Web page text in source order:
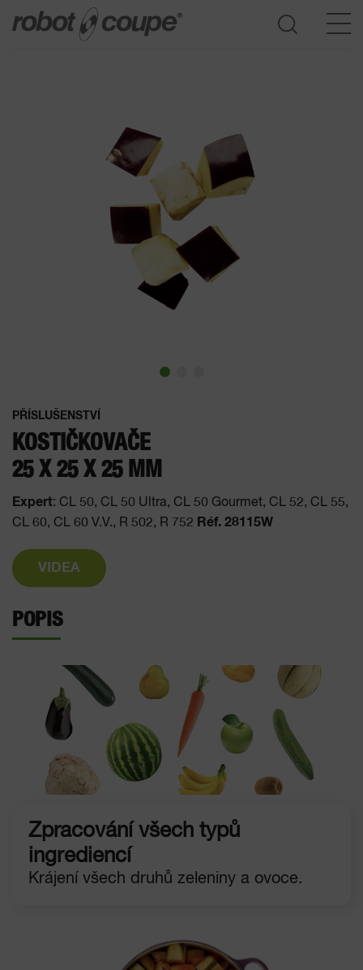
PŘÍSLUŠENSTVÍ
KOSTIČKOVAČE
25 X 25 X 25 MM
Expert: CL 50, CL 50 Ultra, CL 50 Gourmet, CL 52, CL 55,
CL 60, CL 60 V.V., R 502, R 752 Réf. 28115W
VIDEA
POPIS
Zpracování všech typů
ingrediencí
Krájení všech druhů zeleniny a ovoce.